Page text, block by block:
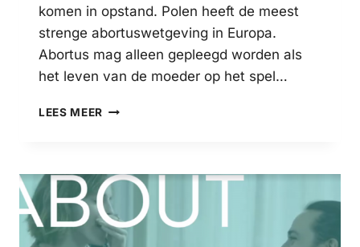
komen in opstand. Polen heeft de meest
strenge abortuswetgeving in Europa.
Abortus mag alleen gepleegd worden als
het leven van de moeder op het spel…
LEES MEER POOLSE
TEGEN
ABORTUSWETGEVING